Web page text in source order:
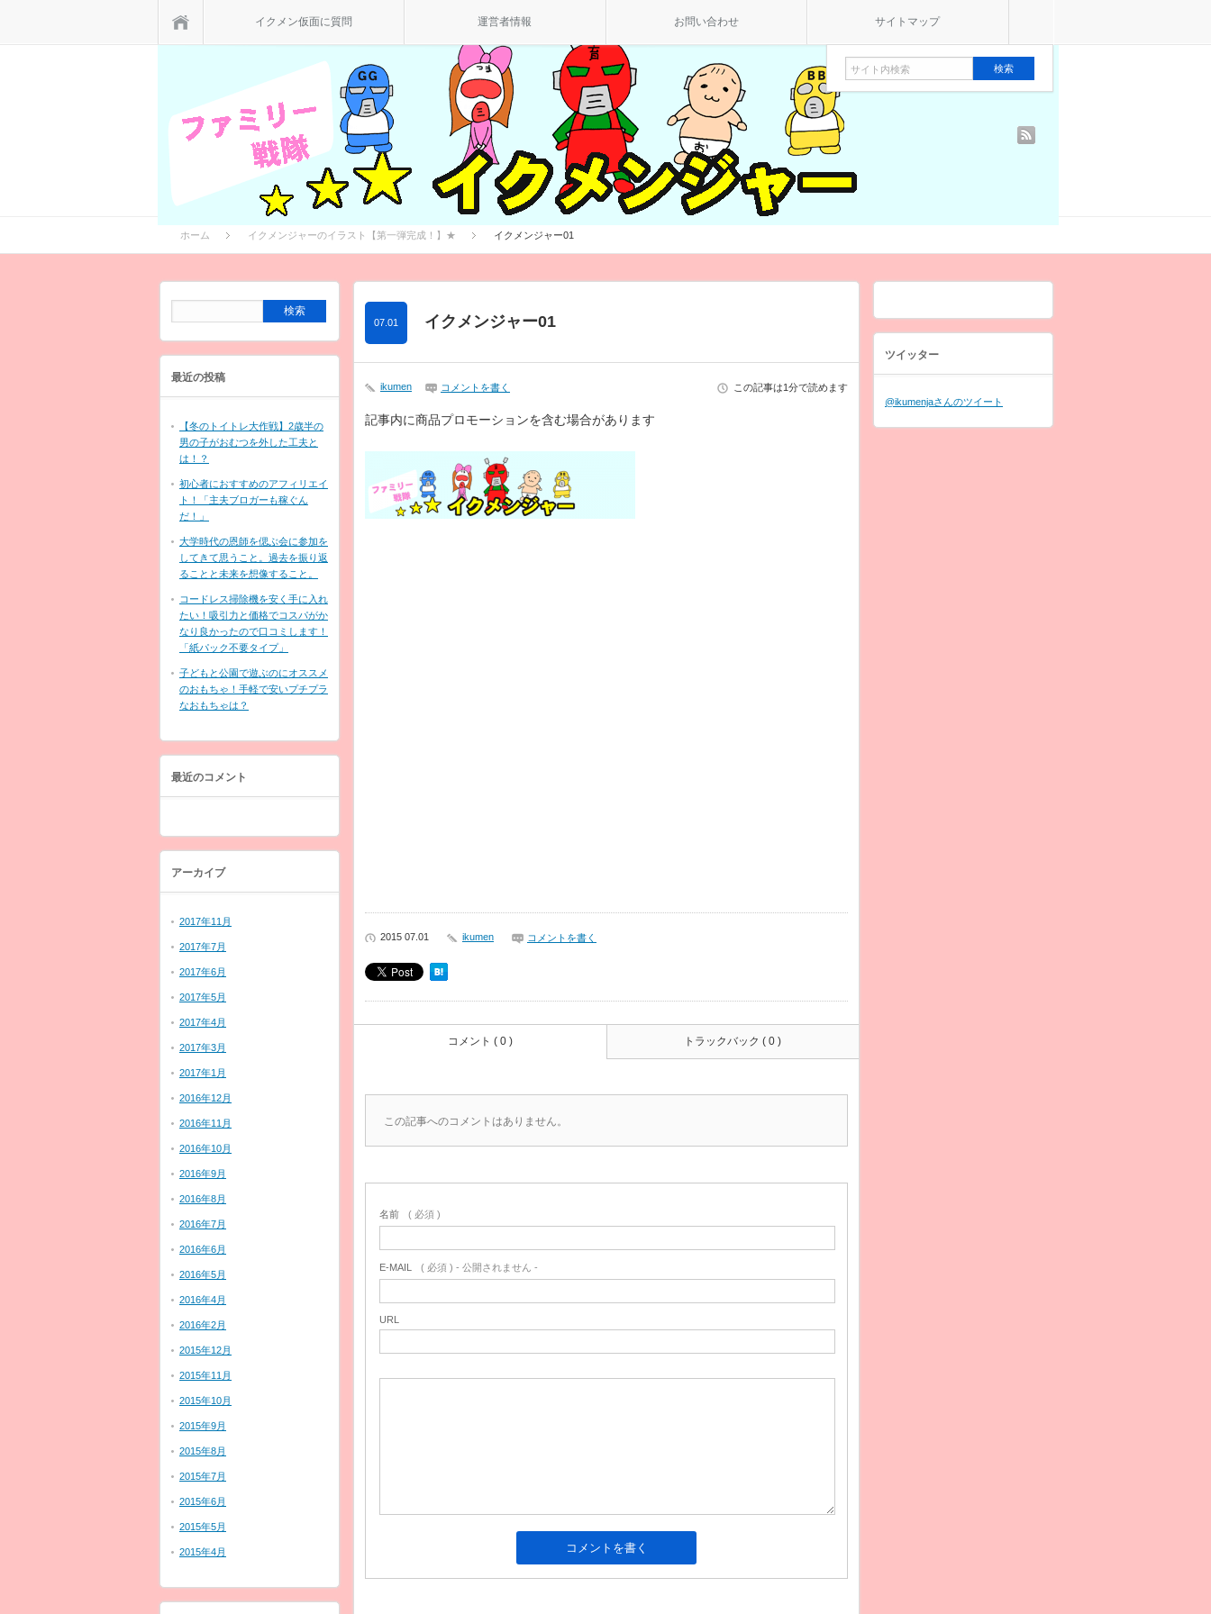
イクメン仮面に質問 運営者情報 お問い合わせ サイトマップ
ホーム イクメンジャーのイラスト【第一弾完成！】★ イクメンジャー01
イクメンジャー01
07.01
ikumen コメントを書く この記事は1分で読めます
記事内に商品プロモーションを含む場合があります
2015 07.01 ikumen コメントを書く
コメント ( 0 ) トラックバック ( 0 )
この記事へのコメントはありません。
名前 ( 必須 )
E-MAIL ( 必須 ) - 公開されません -
URL
最近の投稿
【冬のトイトレ大作戦】2歳半の
男の子がおむつを外した工夫と
は！？
初心者におすすめのアフィリエイ
ト！「主夫ブロガーも稼ぐん
だ！」
大学時代の恩師を偲ぶ会に参加を
してきて思うこと。過去を振り返
ることと未来を想像すること。
コードレス掃除機を安く手に入れ
たい！吸引力と価格でコスパがか
なり良かったので口コミします！
「紙パック不要タイプ」
子どもと公園で遊ぶのにオススメ
のおもちゃ！手軽で安いプチプラ
なおもちゃは？
最近のコメント
アーカイブ
2017年11月
2017年7月
2017年6月
2017年5月
2017年4月
2017年3月
2017年1月
2016年12月
2016年11月
2016年10月
2016年9月
2016年8月
2016年7月
2016年6月
2016年5月
2016年4月
2016年2月
2015年12月
2015年11月
2015年10月
2015年9月
2015年8月
2015年7月
2015年6月
2015年5月
2015年4月
ツイッター
@ikumenjaさんのツイート